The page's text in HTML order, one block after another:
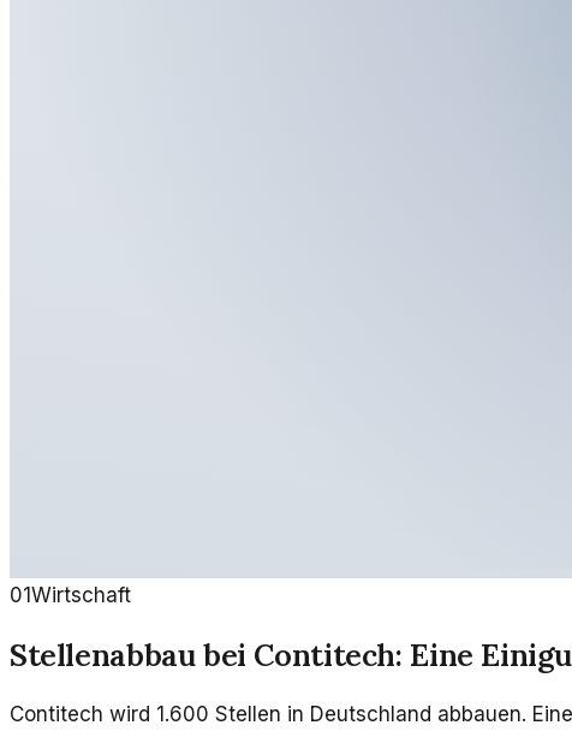
01Wirtschaft
Stellenabbau bei Contitech: Eine
Contitech wird 1.600 Stellen in Deutschland abbauen.